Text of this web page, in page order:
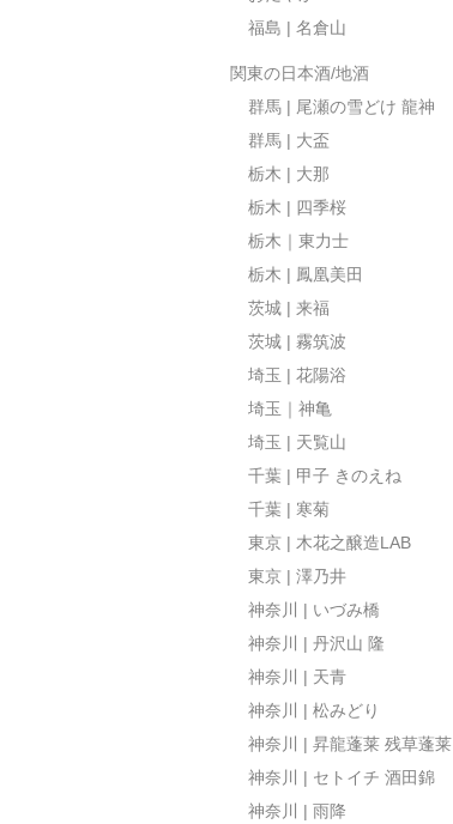
福島 | 名倉山
関東の日本酒/地酒
群馬 | 尾瀬の雪どけ 龍神
群馬 | 大盃
栃木 | 大那
栃木 | 四季桜
栃木｜東力士
栃木 | 鳳凰美田
茨城 | 来福
茨城 | 霧筑波
埼玉 | 花陽浴
埼玉｜神亀
埼玉 | 天覧山
千葉 | 甲子 きのえね
千葉 | 寒菊
東京 | 木花之醸造LAB
東京 | 澤乃井
神奈川 | いづみ橋
神奈川 | 丹沢山 隆
神奈川 | 天青
神奈川 | 松みどり
神奈川 | 昇龍蓬莱 残草蓬莱
神奈川 | セトイチ 酒田錦
神奈川 | 雨降